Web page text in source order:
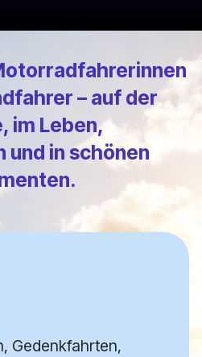
– auf der
im Leben,
und in schönen
Gedenkfahrten,